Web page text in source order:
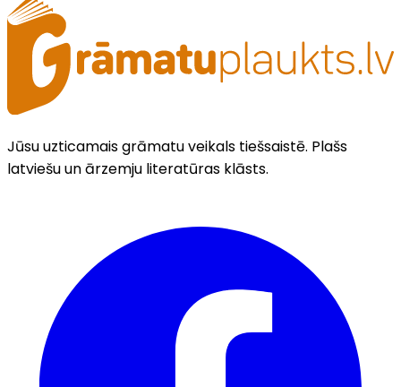
Jūsu uzticamais grāmatu veikals tiešsaistē. Plašs
latviešu un ārzemju literatūras klāsts.